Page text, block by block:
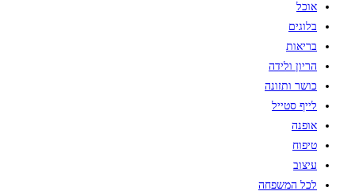
אוכל
בלוגים
בריאות
הריון ולידה
כושר ותזונה
לייף סטייל
אופנה
טיפוח
עיצוב
לכל המשפחה